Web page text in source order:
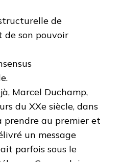
de
de son pouvoir
Marcel Duchamp,
du XXe siècle, dans
prendre au premier et
un message
parfois sous le